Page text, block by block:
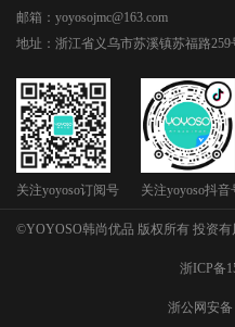
邮箱：yoyosojmc@163.com
地址：浙江省义乌市苏溪镇苏福路259
关注yoyoso订阅号 关注yoyoso抖音
©YOYOSO韩尚优品 版权所有 投资
浙ICP备
浙公网安备